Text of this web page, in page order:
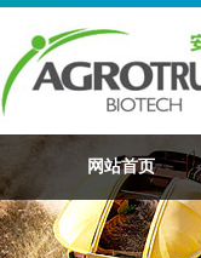
网站首页